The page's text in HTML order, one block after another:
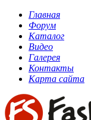
Главная
Форум
Каталог
Видео
Галерея
Контакты
Карта сайта